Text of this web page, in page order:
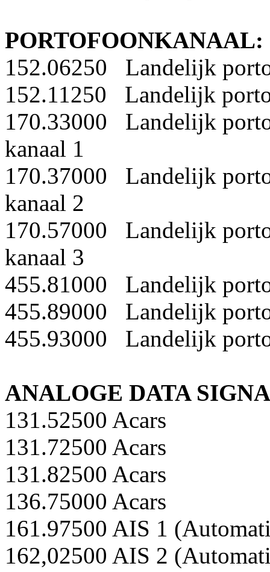
PORTOFOONKANAAL:
152.06250 Landelijk
152.11250 Landelijk
170.33000 Landelijk
kanaal 1
170.37000 Landelijk
kanaal 2
170.57000 Landelijk
kanaal 3
455.81000 Landelijk
455.89000 Landelijk
455.93000 Landelijk
ANALOGE DATA
131.52500 Acars
131.72500 Acars
131.82500 Acars
136.75000 Acars
161.97500 AIS 1
162,02500 AIS 2